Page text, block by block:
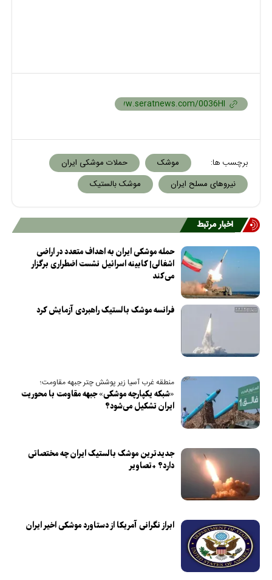
برچسب ها: موشک
حملات موشکی ایران
نیرو‌های مسلح ایران
موشک بالستیک
اخبار مرتبط
حمله موشکی ایران به اهداف متعدد در اراضی
اشغالی| کابینه اسرائیل نشست اضطراری برگزار
می‌کند
فرانسه موشک بالستیک راهبردی آزمایش کرد
منطقه غرب آسیا زیر پوشش چتر جبهه مقاومت؛
«شبکه یکپارچه موشکی» جبهه مقاومت با محوریت
ایران تشکیل می‌شود؟
جدیدترین موشک بالستیک ایران چه مختصاتی
دارد؟ +تصاویر
ابراز نگرانی آمریکا از دستاورد موشکی اخیر ایران